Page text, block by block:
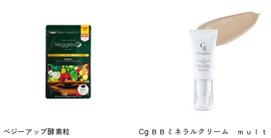
ベジーアップ酵素粒
Cg ＢＢミネラルクリーム ｍｕｌｔ